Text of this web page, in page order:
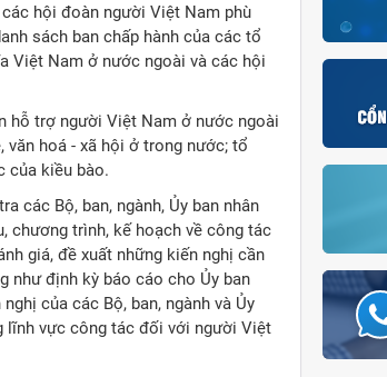
hội đoàn người Việt Nam phù
sách ban chấp hành của các tổ
Việt Nam ở nước ngoài và các hội
hỗ trợ người Việt Nam ở nước ngoài
văn hoá - xã hội ở trong nước; tổ
của kiều bào.
các Bộ, ban, ngành, Ủy ban nhân
chương trình, kế hoạch về công tác
giá, đề xuất những kiến nghị cần
như định kỳ báo cáo cho Ủy ban
của các Bộ, ban, ngành và Ủy
lĩnh vực công tác đối với người Việt